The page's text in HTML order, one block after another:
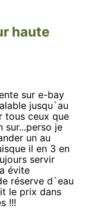
haute
sur e-bay
jusqu`au
tous ceux que
sur...perso je
un au
il en 3 en
servir
évite
réserve d`eau
le prix dans
!!!